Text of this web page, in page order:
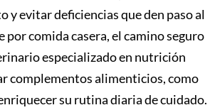
evitar deficiencias que den paso al
comida casera, el camino seguro
especializado en nutrición
complementos alimenticios, como
su rutina diaria de cuidado.